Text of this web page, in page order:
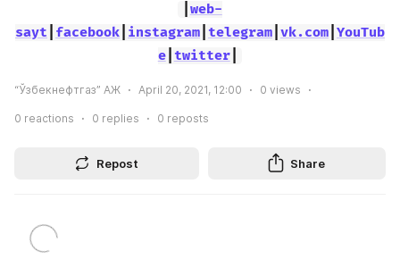
web-
sayt facebook instagram telegram vk.com YouTub
e| twitter|
“Ўзбекнефтгаз” АЖ April 20, 2021, 12:00 0 views
0 reactions 0 replies 0 reposts
Repost Share